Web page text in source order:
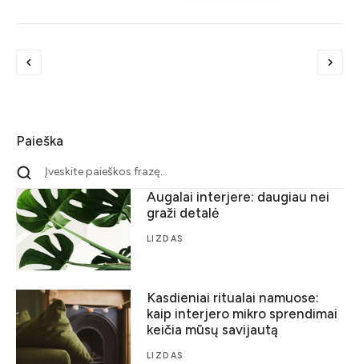
Paieška
Augalai interjere: daugiau nei
graži detalė
LIZDAS
Kasdieniai ritualai namuose:
kaip interjero mikro sprendimai
keičia mūsų savijautą
LIZDAS